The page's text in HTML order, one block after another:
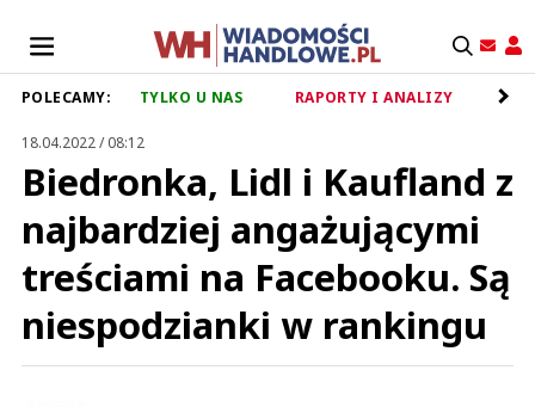
POLECAMY: TYLKO U NAS RAPORTY I ANALIZY
18.04.2022 / 08:12
Biedronka, Lidl i Kaufland z
najbardziej angażującymi
treściami na Facebooku. Są
niespodzianki w rankingu